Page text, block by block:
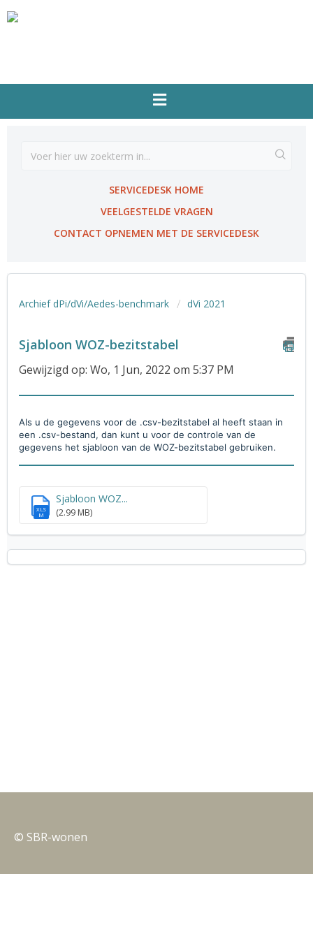
SERVICEDESK HOME
VEELGESTELDE VRAGEN
CONTACT OPNEMEN MET DE SERVICEDESK
Archief dPi/dVi/Aedes-benchmark dVi 2021
Sjabloon WOZ-bezitstabel
Gewijzigd op: Wo, 1 Jun, 2022 om 5:37 PM
Als u de gegevens voor de .csv-bezitstabel al heeft staan in
een .csv-bestand, dan kunt u voor de controle van de
gegevens het sjabloon van de WOZ-bezitstabel gebruiken.
XLS
M
Sjabloon WOZ...
(2.99 MB)
© SBR-wonen